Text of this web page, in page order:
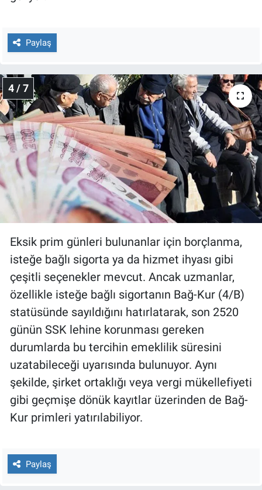
Paylaş
4 / 7
Eksik prim günleri bulunanlar için borçlanma,
isteğe bağlı sigorta ya da hizmet ihyası gibi
çeşitli seçenekler mevcut. Ancak uzmanlar,
özellikle isteğe bağlı sigortanın Bağ-Kur (4/B)
statüsünde sayıldığını hatırlatarak, son 2520
günün SSK lehine korunması gereken
durumlarda bu tercihin emeklilik süresini
uzatabileceği uyarısında bulunuyor. Aynı
şekilde, şirket ortaklığı veya vergi mükellefiyeti
gibi geçmişe dönük kayıtlar üzerinden de Bağ-
Kur primleri yatırılabiliyor.
Paylaş